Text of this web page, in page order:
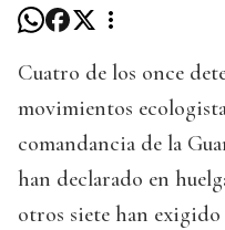
Cuatro de los once
movimientos
comandancia de la
han declarado en
otros siete han